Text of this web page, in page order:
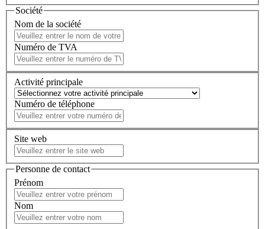
Société
Nom de la société
Numéro de TVA
Activité principale
Numéro de téléphone
Site web
Personne de contact
Prénom
Nom